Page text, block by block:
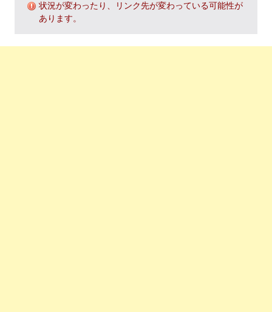
状況が変わったり、リンク先が変わっている可能性が
あります。